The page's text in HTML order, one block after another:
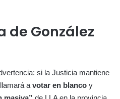
de González
si la Justicia mantiene
a votar en blanco y